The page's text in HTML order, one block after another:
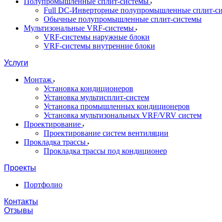
Full DC-Инверторные полупромышленные сплит-
Обычные полупромышленные сплит-системы
Мультизональные VRF-системы
VRF-системы наружные блоки
VRF-системы внутренние блоки
Услуги
Монтаж
Установка кондиционеров
Установка мультисплит-систем
Установка промышленных кондиционеров
Установка мультизональных VRF/VRV систем
Проектирование
Проектирование систем вентиляции
Прокладка трассы
Прокладка трассы под кондиционер
Проекты
Портфолио
Контакты
Отзывы